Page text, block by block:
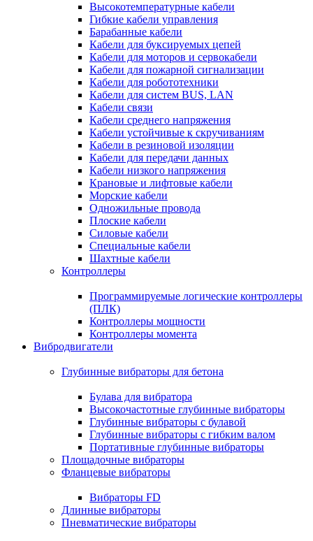
Высокотемпературные кабели
Гибкие кабели управления
Барабанные кабели
Кабели для буксируемых цепей
Кабели для моторов и сервокабели
Кабели для пожарной сигнализации
Кабели для робототехники
Кабели для систем BUS, LAN
Кабели связи
Кабели среднего напряжения
Кабели устойчивые к скручиваниям
Кабели в резиновой изоляции
Кабели для передачи данных
Кабели низкого напряжения
Крановые и лифтовые кабели
Морские кабели
Одножильные провода
Плоские кабели
Силовые кабели
Специальные кабели
Шахтные кабели
Контроллеры
Программируемые логические контроллеры
(ПЛК)
Контроллеры мощности
Контроллеры момента
Вибродвигатели
Глубинные вибраторы для бетона
Булава для вибратора
Высокочастотные глубинные вибраторы
Глубинные вибраторы с булавой
Глубинные вибраторы с гибким валом
Портативные глубинные вибраторы
Площадочные вибраторы
Фланцевые вибраторы
Вибраторы FD
Длинные вибраторы
Пневматические вибраторы